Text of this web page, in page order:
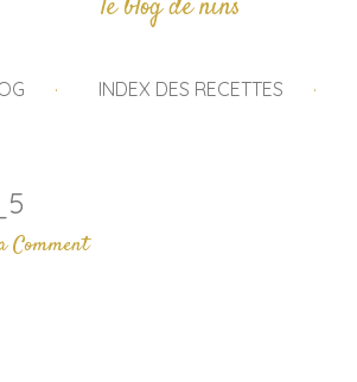
INDEX DES RECETTES
Comment